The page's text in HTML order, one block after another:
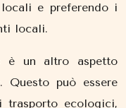
e preferendo i
locali.
è un altro aspetto
Questo può essere
trasporto ecologici,